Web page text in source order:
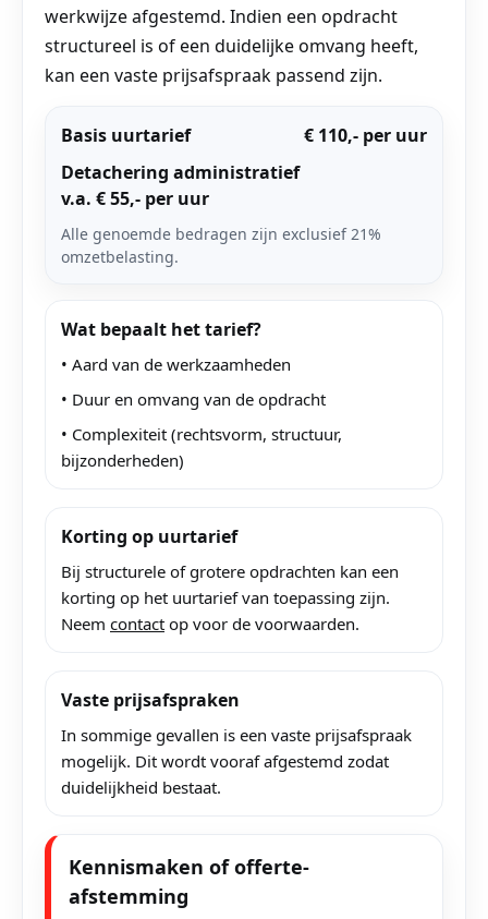
werkwijze afgestemd. Indien een opdracht
structureel is of een duidelijke omvang heeft,
kan een vaste prijsafspraak passend zijn.
Basis uurtarief
€ 110,- per uur
Detachering administratief
v.a. € 55,- per uur
Alle genoemde bedragen zijn exclusief 21%
omzetbelasting.
Wat bepaalt het tarief?
• Aard van de werkzaamheden
• Duur en omvang van de opdracht
• Complexiteit (rechtsvorm, structuur,
bijzonderheden)
Korting op uurtarief
Bij structurele of grotere opdrachten kan een
korting op het uurtarief van toepassing zijn.
Neem contact op voor de voorwaarden.
Vaste prijsafspraken
In sommige gevallen is een vaste prijsafspraak
mogelijk. Dit wordt vooraf afgestemd zodat
duidelijkheid bestaat.
Kennismaken of offerte-
afstemming